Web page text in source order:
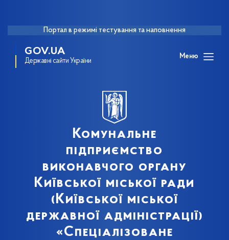
Портал в режимі тестування та наповнення
GOV.UA
Державні сайти України
Меню
Комунальне
підприємство
виконавчого органу
Київської міської ради
(Київської міської
державної адміністрації)
«Спеціалізоване